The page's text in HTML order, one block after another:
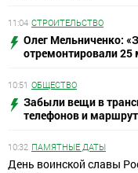
11:04 СТРОИТЕЛЬСТВО
Олег Мельниченко:
отремонтировали 25
10:51 ОБЩЕСТВО
Забыли вещи в
телефонов и
10:32 ПАМЯТНЫЕ ДАТЫ
День воинской славы